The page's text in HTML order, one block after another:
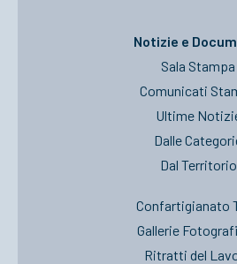
Notizie e
Sala Stampa
Comunicati
Ultime
Dalle
Dal Territorio
Confartigianato
Gallerie
Ritratti del